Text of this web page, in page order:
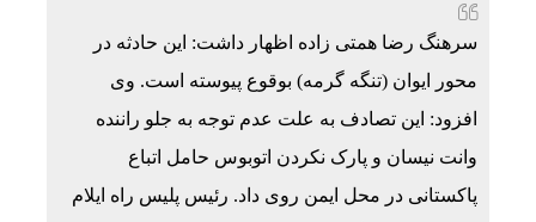
سرهنگ رضا همتی زاده اظهار داشت: این حادثه در
محور ایوان (تنگه گرمه) بوقوع پیوسته است. وی
افزود: این تصادف به علت عدم توجه به جلو راننده
وانت نیسان و پارک نکردن اتوبوس حامل اتباع
پاکستانی در محل ایمن روی داد. رئیس پلیس راه ایلام